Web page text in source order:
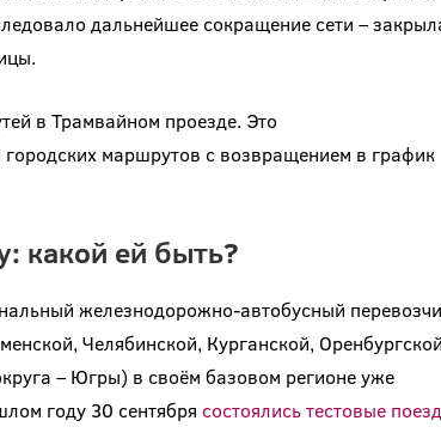
дальнейшее сокращение сети –
в Трамвайном проезде. Это
городских маршрутов с возвращением в график
какой ей быть?
железнодорожно-автобусный
Челябинской, Курганской, Оренбургской
– Югры) в своём базовом регионе уже
году 30 сентября состоялись тестовые